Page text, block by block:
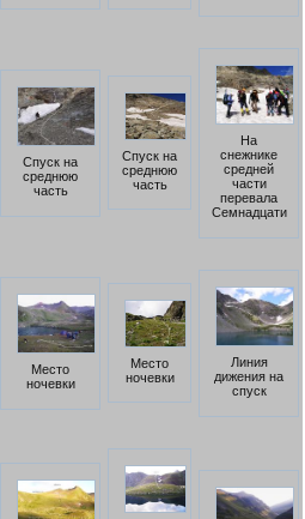
Спуск на
среднюю
часть
Спуск на
среднюю
часть
На
снежнике
средней
части
перевала
Семнадцати
Место
ночевки
Место
ночевки
Линия
дижения на
спуск